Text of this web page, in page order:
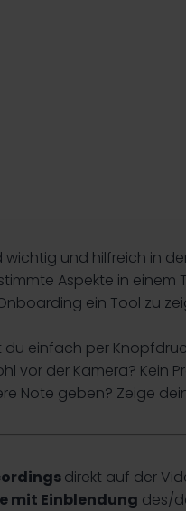
wichtig und hilfreich in
Aspekte in
ein Tool zu
du einfach per
vor der Kamera? Kein
Note geben? Zeige
direkt auf der
mit Einblendung des/